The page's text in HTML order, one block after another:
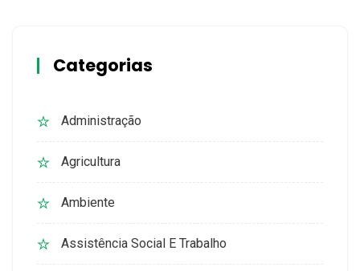
Categorias
Administração
Agricultura
Ambiente
Assistência Social E Trabalho